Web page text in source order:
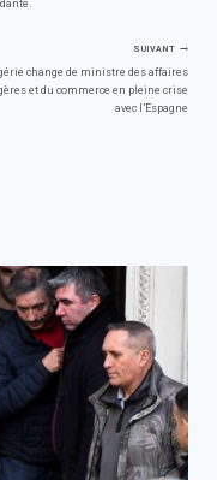
SUIVANT
change de ministre des affaires
et du commerce en pleine crise
avec l’Espagne